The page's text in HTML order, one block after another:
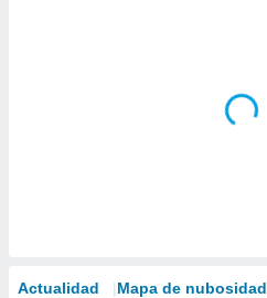
Actualidad Mapa de nubosidad